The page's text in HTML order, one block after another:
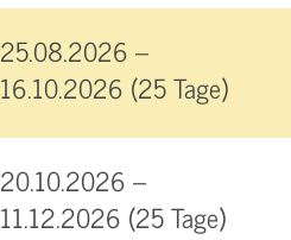
25.08.2026 –
16.10.2026 (25 Tage)
20.10.2026 –
11.12.2026 (25 Tage)